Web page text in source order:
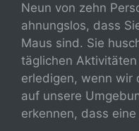
Neun von zehn
ahnungslos, dass
Maus sind. Sie
täglichen
erledigen, wenn wir
auf unsere
erkennen, dass